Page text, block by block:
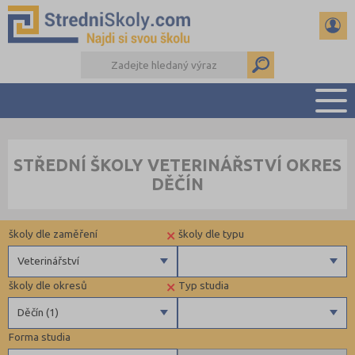
PŘÍPRAVA NA PŘIJÍMAČKY
DŮLEŽITÉ TERMÍNY
DALŠÍ DRUHY ŠKOL
STŘEDNÍ ŠKOLY VETERINÁŘSTVÍ OKRES
DĚČÍN
Forma studia
Typ studia
×
Děčín (1)
školy dle okresů
Benešov (1)
školy dle typu
Krajské
×
Veterinářství
školy dle zaměření
Gymnázia
4 letá gymnázia
6 letá gymnázia